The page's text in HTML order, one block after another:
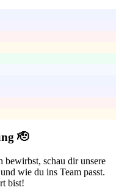
🫡
bewirbst, schau dir unsere
wie du ins Team passt.
bist!